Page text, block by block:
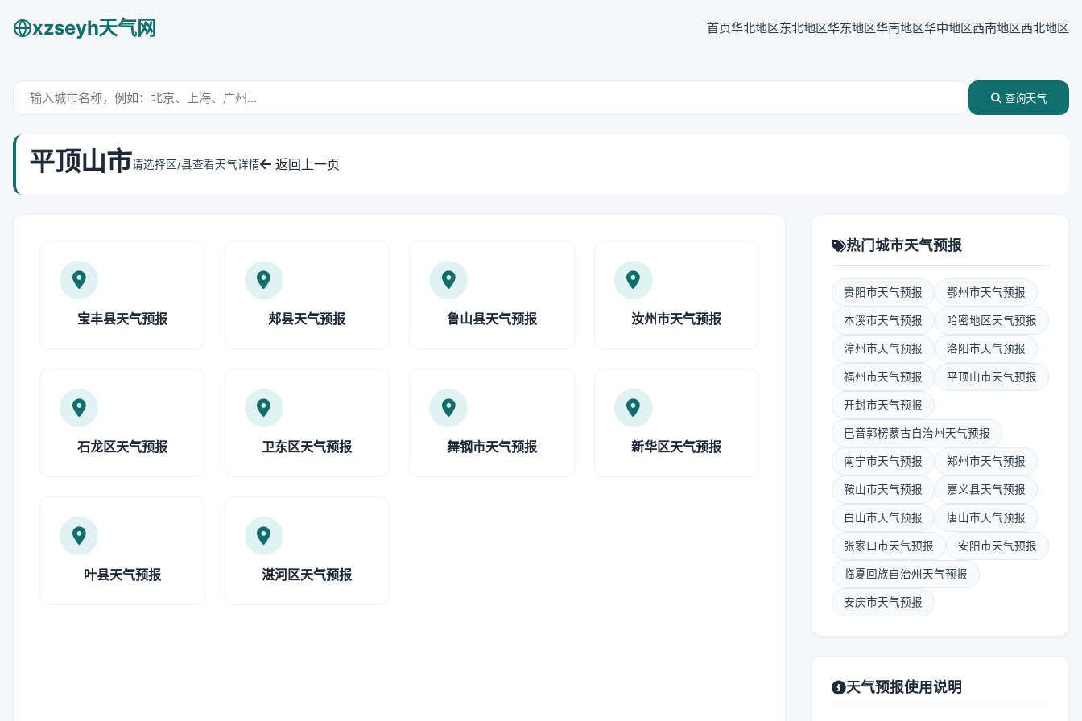
xzseyh天气网 首页华北地区东北地区华东地区华南地区华中地区西南地区西北地区
查询天气
平顶山市请选择区/县查看天气详情 返回上一页
宝丰县天气预报 郏县天气预报 鲁山县天气预报 汝州市天气预报
石龙区天气预报 卫东区天气预报 舞钢市天气预报 新华区天气预报
叶县天气预报 湛河区天气预报
热门城市天气预报
贵阳市天气预报 鄂州市天气预报
本溪市天气预报 哈密地区天气预报
漳州市天气预报 洛阳市天气预报
福州市天气预报 平顶山市天气预报
开封市天气预报
巴音郭楞蒙古自治州天气预报
南宁市天气预报 郑州市天气预报
鞍山市天气预报 嘉义县天气预报
白山市天气预报 唐山市天气预报
张家口市天气预报 安阳市天气预报
临夏回族自治州天气预报
安庆市天气预报
天气预报使用说明